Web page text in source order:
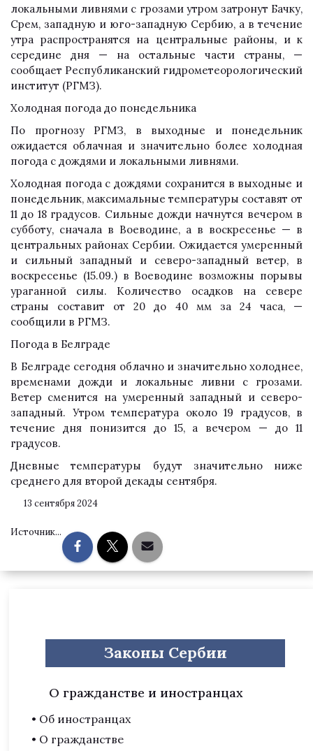
локальными ливнями с грозами утром затронут Бачку,
Срем, западную и юго-западную Сербию, а в течение
утра распространятся на центральные районы, и к
середине дня — на остальные части страны, —
сообщает Республиканский гидрометеорологический
институт (РГМЗ).
Холодная погода до понедельника
По прогнозу РГМЗ, в выходные и понедельник
ожидается облачная и значительно более холодная
погода с дождями и локальными ливнями.
Холодная погода с дождями сохранится в выходные и
понедельник, максимальные температуры составят от
11 до 18 градусов. Сильные дожди начнутся вечером в
субботу, сначала в Воеводине, а в воскресенье — в
центральных районах Сербии. Ожидается умеренный
и сильный западный и северо-западный ветер, в
воскресенье (15.09.) в Воеводине возможны порывы
ураганной силы. Количество осадков на севере
страны составит от 20 до 40 мм за 24 часа, —
сообщили в РГМЗ.
Погода в Белграде
В Белграде сегодня облачно и значительно холоднее,
временами дожди и локальные ливни с грозами.
Ветер сменится на умеренный западный и северо-
западный. Утром температура около 19 градусов, в
течение дня понизится до 15, а вечером — до 11
градусов.
Дневные температуры будут значительно ниже
среднего для второй декады сентября.
13 сентября 2024
Источник...
Законы Сербии
О гражданстве и иностранцах
• Об иностранцах
• О гражданстве